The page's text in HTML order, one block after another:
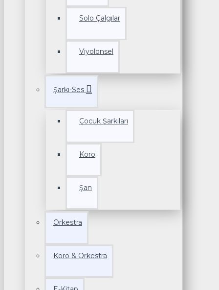
Solo Çalgılar
Viyolonsel
Şarkı-Ses
Çocuk Şarkıları
Koro
Şan
Orkestra
Koro & Orkestra